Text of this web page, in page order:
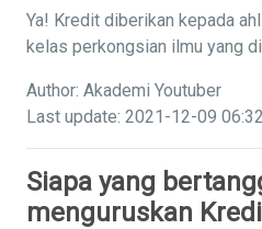
Ya! Kredit diberikan kepada
kelas perkongsian ilmu yang
Author: Akademi Youtuber
Last update: 2021-12-09 06:32
Siapa yang
menguruskan